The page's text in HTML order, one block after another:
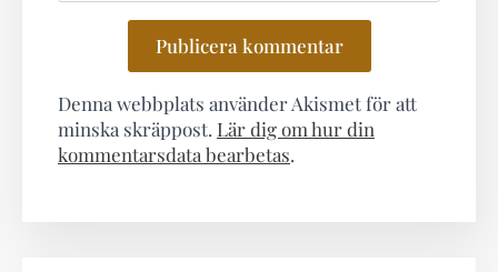
Denna webbplats använder Akismet för att
minska skräppost. Lär dig om hur din
kommentarsdata bearbetas.